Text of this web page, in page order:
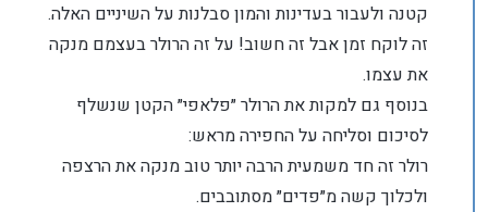
קטנה ולעבור בעדינות והמון סבלנות על השיניים האלה.
זה לוקח זמן אבל זה חשוב! על זה הרולר בעצמם מנקה
את עצמו.
בנוסף גם למקות את הרולר ״פלאפי״ הקטן שנשלף
לסיכום וסליחה על החפירה מראש:
רולר זה חד משמעית הרבה יותר טוב מנקה את הרצפה
ולכלוך קשה מ״פדים״ מסתובבים.